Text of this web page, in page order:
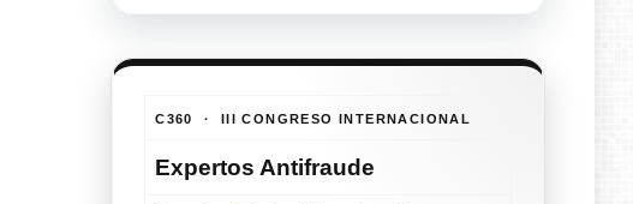
C360 · III CONGRESO INTERNACIONAL
Expertos Antifraude